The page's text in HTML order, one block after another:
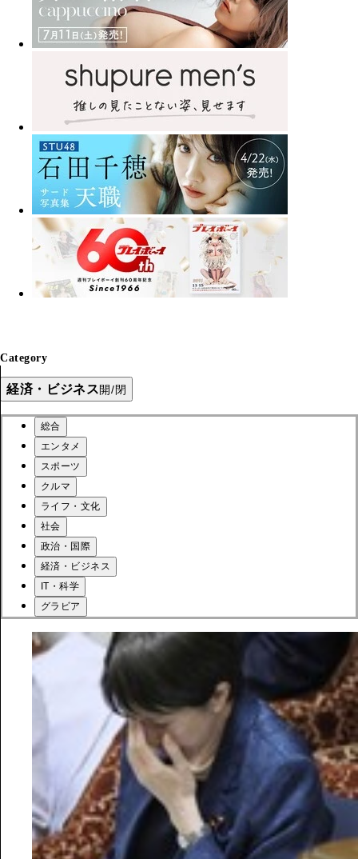
Category
経済・ビジネス開/閉
総合
エンタメ
スポーツ
クルマ
ライフ・文化
社会
政治・国際
経済・ビジネス
IT・科学
グラビア